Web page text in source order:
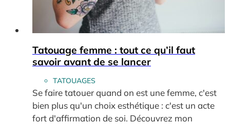
Tatouage femme : tout ce qu’il faut
savoir avant de se lancer
TATOUAGES
Se faire tatouer quand on est une femme, c'est
bien plus qu'un choix esthétique : c'est un acte
fort d'affirmation de soi. Découvrez mon